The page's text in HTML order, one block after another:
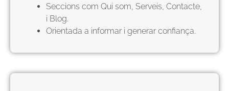
Seccions com Qui som, Serveis, Contacte,
i Blog.
Orientada a informar i generar confiança.